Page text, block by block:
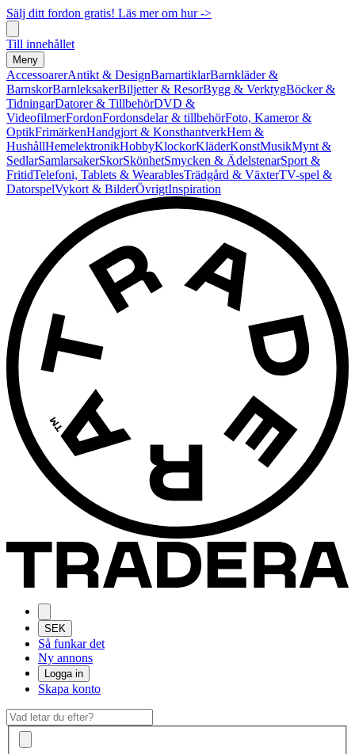
Sälj ditt fordon gratis! Läs mer om hur ->
Till innehållet
Meny
AccessoarerAntikt & DesignBarnartiklarBarnkläder &
BarnskorBarnleksakerBiljetter & ResorBygg & VerktygBöcker &
TidningarDatorer & TillbehörDVD &
VideofilmerFordonFordonsdelar & tillbehörFoto, Kameror &
OptikFrimärkenHandgjort & KonsthantverkHem &
HushållHemelektronikHobbyKlockorKläderKonstMusikMynt &
SedlarSamlarsakerSkorSkönhetSmycken & ÄdelstenarSport &
FritidTelefoni, Tablets & WearablesTrädgård & VäxterTV-spel &
DatorspelVykort & BilderÖvrigtInspiration
SEK
Så funkar det
Ny annons
Logga in
Skapa konto